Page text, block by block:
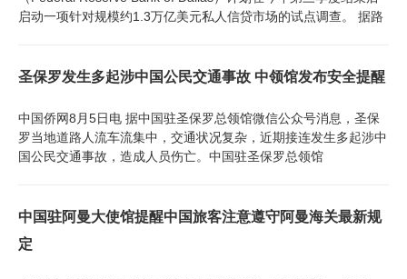
启动一项针对规模约1.3万亿美元私人信贷市场的试点调查。 据路
圣保罗发生多起涉中国公民交通事故 中领馆发布安全提醒
中国侨网8月5日电 据中国驻圣保罗总领馆微信公众号消息，圣保
罗当地道路人流车流集中，交通状况复杂，近期接连发生多起涉中
国公民交通事故，造成人员伤亡。中国驻圣保罗总领馆
中国驻阿曼大使馆提醒中国旅客注意遵守阿曼海关最新规
定